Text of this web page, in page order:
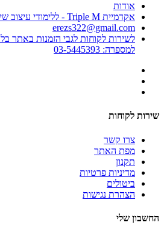
אודות
אקדמיית Triple M - ללימודי עיצוב שיער
erezs322@gmail.com
למספרה: 03-5445393
שירות לקוחות
צרו קשר
מפת האתר
תקנון
מדיניות פרטיות
ביטולים
הצהרת נגישות
החשבון שלי